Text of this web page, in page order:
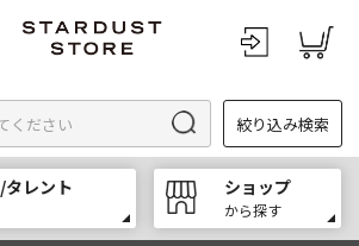
絞り込み検索
タレント ショップ
から探す